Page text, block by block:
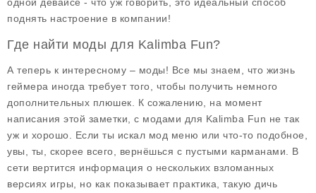
поднять настроение в компании!
Где найти моды для Kalimba Fun?
А теперь к интересному – моды! Все мы знаем, что жизнь
геймера иногда требует того, чтобы получить немного
дополнительных плюшек. К сожалению, на момент
написания этой заметки, с модами для Kalimba Fun не так
уж и хорошо. Если ты искал мод меню или что-то подобное,
увы, ты, скорее всего, вернёшься с пустыми карманами. В
сети вертится информация о нескольких взломанных
версиях игры, но как показывает практика, такую дичь